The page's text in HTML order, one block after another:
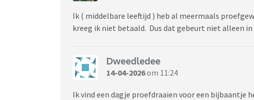
Ik ( middelbare leeftijd ) heb al meermaals
kreeg ik niet betaald. Dus dat gebeurt niet alleen in
Dweedledee
14-04-2026om 11:24
Ik vind een dagje proefdraaien voor een bijbaantje